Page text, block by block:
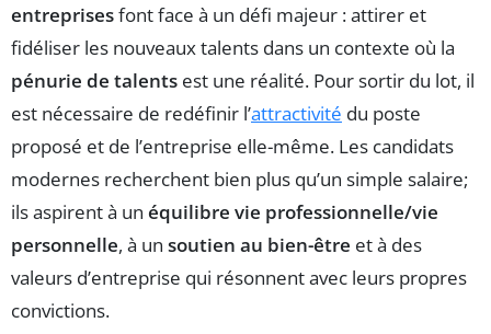
entreprisesfont face à un défi majeur : attirer et
fidéliser les nouveaux talents dans un contexte où la
pénurie de talents est une réalité. Pour sortir du lot, il
est nécessaire de redéfinir l’attractivité du poste
proposé et de l’entreprise elle-même. Les candidats
modernes recherchent bien plus qu’un simple salaire;
ils aspirent à un équilibre vie professionnelle/vie
personnelle, à un soutien au bien-être et à des
valeurs d’entreprise qui résonnent avec leurs propres
convictions.